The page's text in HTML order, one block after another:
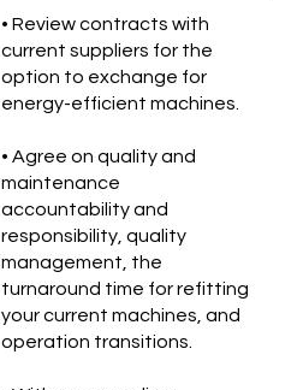
• Review contracts with
current suppliers for the
option to exchange for
energy-efficient machines.
• Agree on quality and
maintenance
accountability and
responsibility, quality
management, the
turnaround time for refitting
your current machines, and
operation transitions.